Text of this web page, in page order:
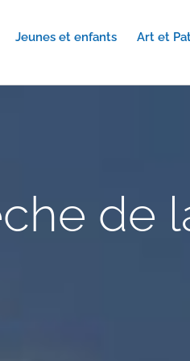
Jeunes et enfants Art et
de